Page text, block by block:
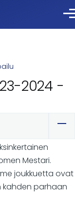
2024 -
Mestari.
joukkuetta ovat
kahden parhaan